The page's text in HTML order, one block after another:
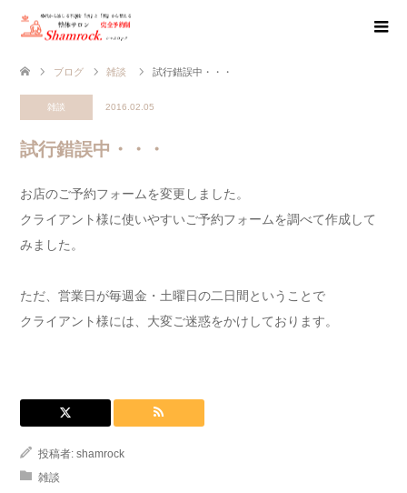
ブログ 雑談 試行錯誤中・・・
雑談 2016.02.05
試行錯誤中・・・
お店のご予約フォームを変更しました。
クライアント様に使いやすいご予約フォームを調べて作成して
みました。
ただ、営業日が毎週金・土曜日の二日間ということで
クライアント様には、大変ご迷惑をかけしております。
投稿者: shamrock
雑談